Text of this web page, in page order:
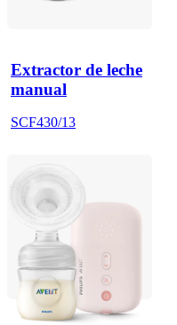
Extractor de leche
manual
SCF430/13